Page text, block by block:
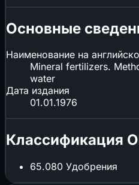
Основные
Наименование на
Mineral fertilizers.
water
Дата издания
01.01.1976
Классификация
65.080 Удобрения